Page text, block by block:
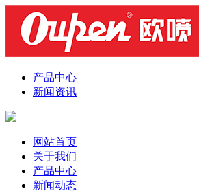
产品中心
新闻资讯
网站首页
关于我们
产品中心
新闻动态